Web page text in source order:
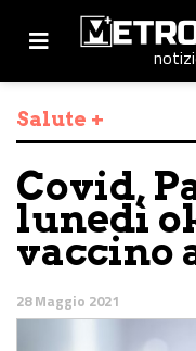
Salute +
Covid,
lunedì
vaccino
28 Maggio 2021